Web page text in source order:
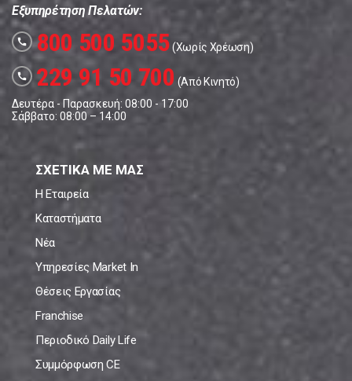
Εξυπηρέτηση Πελατών:
call 800 500 5055(Χωρίς Χρέωση)
call 229 91 50 700 (Από Κινητό)
Δευτέρα - Παρασκευή: 08:00 - 17:00
Σάββατο: 08:00 – 14:00
ΣΧΕΤΙΚΑ ΜΕ ΜΑΣ
Η Εταιρεία
Καταστήματα
Νέα
Υπηρεσίες Market In
Θέσεις Εργασίας
Franchise
Περιοδικό Daily Life
Συμμόρφωση CE